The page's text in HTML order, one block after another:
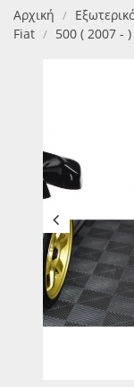
Αρχική /
Fiat / 500 ( 2007 - )